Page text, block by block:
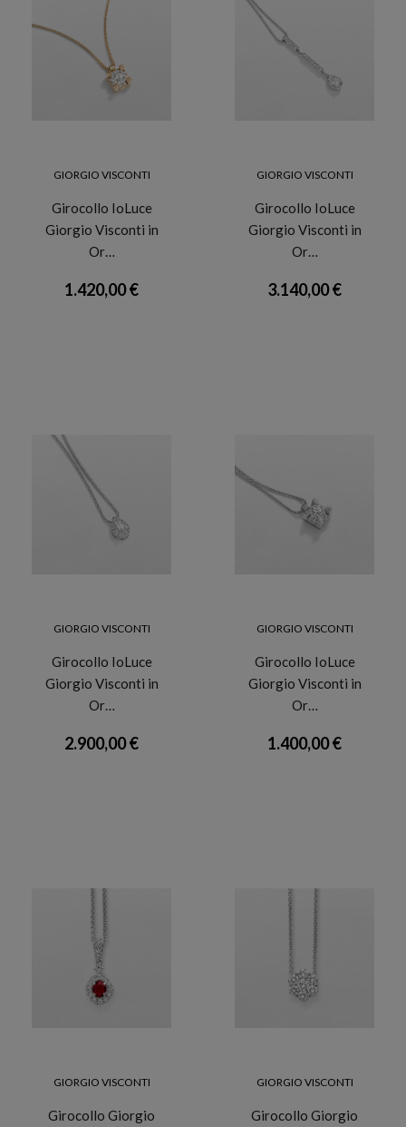
GIORGIO VISCONTI
Girocollo IoLuce
Giorgio Visconti in
Or…
1.420,00 €
GIORGIO VISCONTI
Girocollo IoLuce
Giorgio Visconti in
Or…
3.140,00 €
GIORGIO VISCONTI
Girocollo IoLuce
Giorgio Visconti in
Or…
2.900,00 €
GIORGIO VISCONTI
Girocollo IoLuce
Giorgio Visconti in
Or…
1.400,00 €
GIORGIO VISCONTI
Girocollo Giorgio
GIORGIO VISCONTI
Girocollo Giorgio